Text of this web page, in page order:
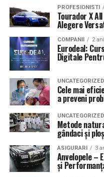
PROFESIONISTI
Tourador X
Alegere
COMPANII 2
Eurodeal:
Digitale
UNCATEGORIZED
Cele mai
a preveni
UNCATEGORIZED
Metode
gândaci și
ASIGURARI 3
Anvelopele –
și